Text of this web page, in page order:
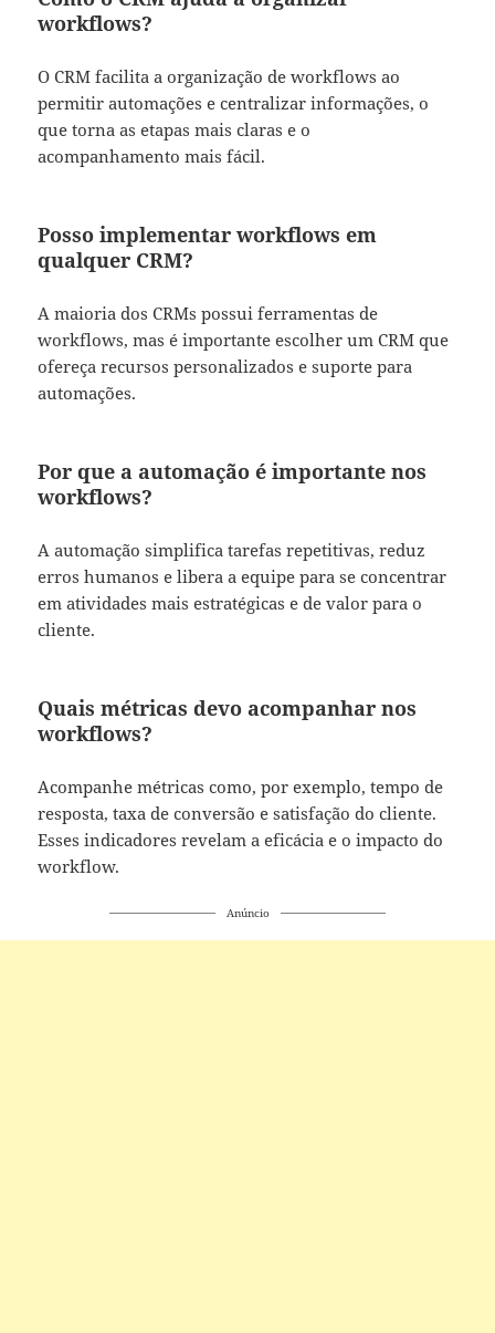
workflows?
O CRM facilita a organização de workflows ao
permitir automações e centralizar informações, o
que torna as etapas mais claras e o
acompanhamento mais fácil.
Posso implementar workflows em
qualquer CRM?
A maioria dos CRMs possui ferramentas de
workflows, mas é importante escolher um CRM que
ofereça recursos personalizados e suporte para
automações.
Por que a automação é importante nos
workflows?
A automação simplifica tarefas repetitivas, reduz
erros humanos e libera a equipe para se concentrar
em atividades mais estratégicas e de valor para o
cliente.
Quais métricas devo acompanhar nos
workflows?
Acompanhe métricas como, por exemplo, tempo de
resposta, taxa de conversão e satisfação do cliente.
Esses indicadores revelam a eficácia e o impacto do
workflow.
Anúncio